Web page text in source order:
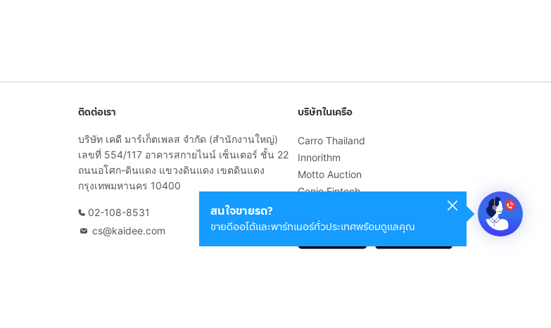
สนใจขายรถ?
ขายดีออโต้และพาร์ทเนอร์ทั่วประเทศพร้อมดูแลคุณ
ติดต่อเรา
บริษัท เคดี มาร์เก็ตเพลส จำกัด (สำนักงานใหญ่)
เลขที่ 554/117 อาคารสกายไนน์ เซ็นเตอร์ ชั้น 22
ถนนอโศก-ดินแดง แขวงดินแดง เขตดินแดง
กรุงเทพมหานคร 10400
02-108-8531
cs@kaidee.com
บริษัทในเครือ
Carro Thailand
Innorithm
Motto Auction
Genie Fintech